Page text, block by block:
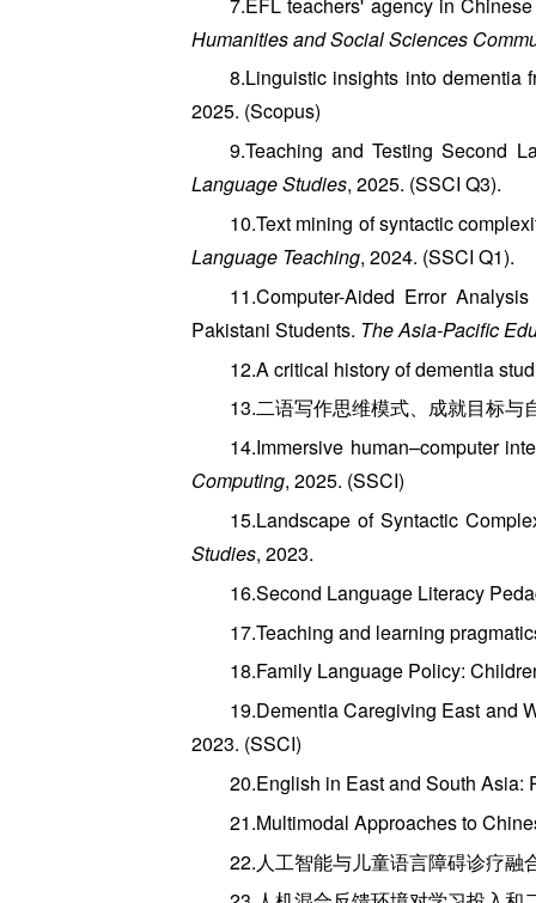
Humanities and Social Sciences
8.Linguistic insights into dementia
2025. (Scopus)
9.Teaching and Testing Second
Language Studies, 2025. (SSCI Q3).
10.Text mining of syntactic
Language Teaching, 2024. (SSCI Q1).
11.Computer-Aided Error
Pakistani Students. The Asia-Pacific
12.A critical history of dementia
13.二语写作思维模式、成就目标
14.Immersive human–computer
Computing, 2025. (SSCI)
15.Landscape of Syntactic
Studies, 2023.
16.Second Language Literacy
17.Teaching and learning
18.Family Language Policy:
19.Dementia Caregiving East and
2023. (SSCI)
20.English in East and South
21.Multimodal Approaches to
22.人工智能与儿童语言障碍诊疗融